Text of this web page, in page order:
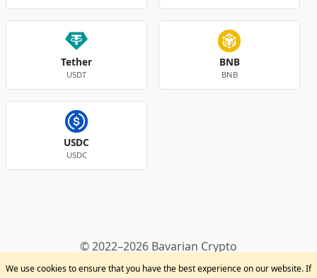
Tether
USDT
BNB
BNB
USDC
USDC
© 2022–2026 Bavarian Crypto
Kryptowährungen
Privacy Policy
Disclaimer
We use cookies to ensure that you have the best experience on our website. If